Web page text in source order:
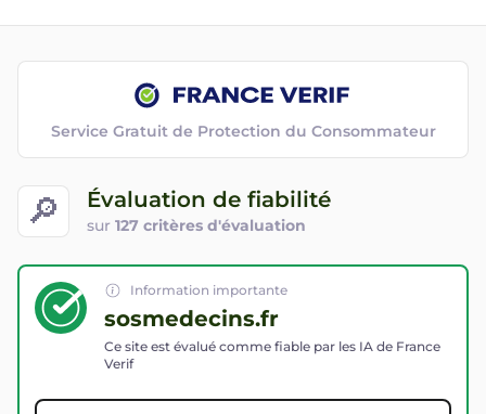
🔎 Évaluation de fiabilité
sur 127 critères d'évaluation
Service Gratuit de Protection du Consommateur
Information importante
sosmedecins.fr
Ce site est évalué comme fiable par les IA de France
Verif